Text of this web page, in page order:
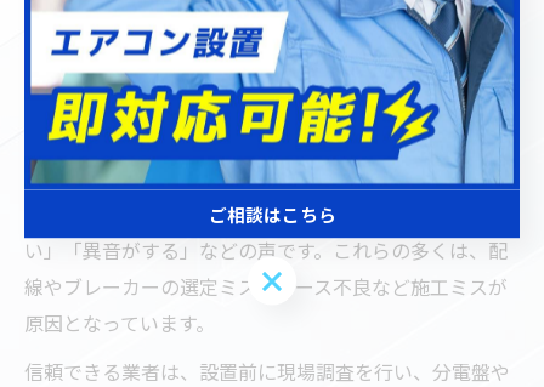
が、快適な室内環境を維持する決め手となります。
電気工事の質が快適な室内環境を守るポイント
快適な室内環境を維持するには、エアコンの設置におけ
る電気工事の質が非常に重要です。川口市で多く見られ
るのが、設置後のトラブルとして「エアコンの効きが悪
い」「異音がする」などの声です。これらの多くは、配
線やブレーカーの選定ミス、アース不良など施工ミスが
原因となっています。
信頼できる業者は、設置前に現場調査を行い、分電盤や
ご相談はこちら
ご相談はこちら